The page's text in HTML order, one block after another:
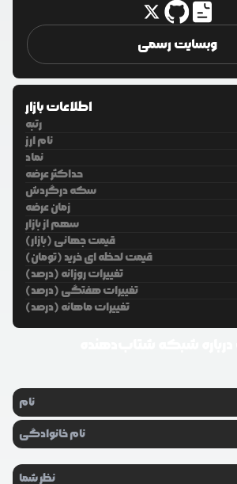
وبسایت رسمی
اطلاعات بازار
رتبه
نام ارز
نماد
حداکثر عرضه
سکه درگردش
زمان عرضه
سهم از بازار
قیمت جهانی (بازار)
قیمت لحظه ای خرید (تومان)
تغییرات روزانه (درصد)
تغییرات هفتگی (درصد)
تغییرات ماهانه (درصد)